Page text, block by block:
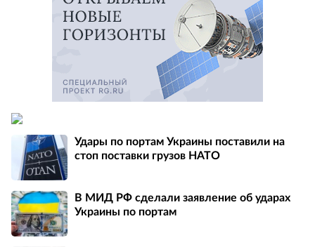
Удары по портам Украины поставили на
стоп поставки грузов НАТО
В МИД РФ сделали заявление об ударах
Украины по портам